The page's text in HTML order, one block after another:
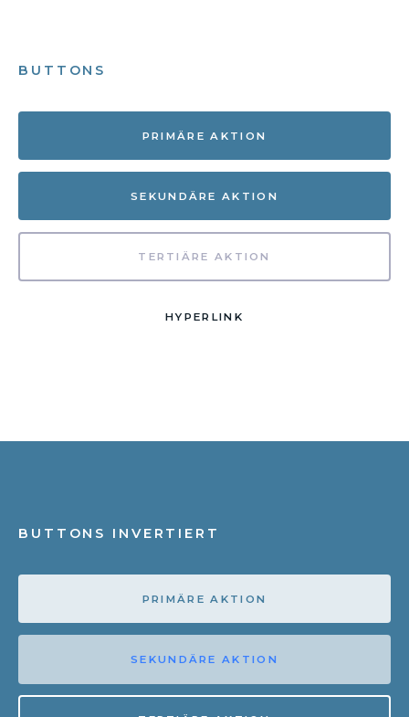
BUTTONS
PRIMÄRE AKTION
SEKUNDÄRE AKTION
TERTIÄRE AKTION
HYPERLINK
BUTTONS INVERTIERT
PRIMÄRE AKTION
SEKUNDÄRE AKTION